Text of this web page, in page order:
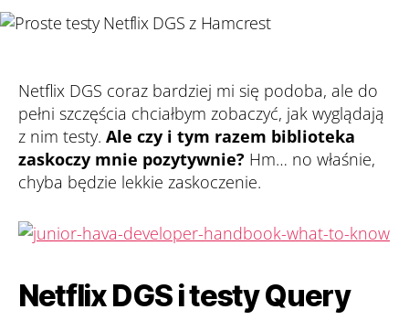
Testy
Netflix DGS coraz bardziej mi się podoba, ale do
pełni szczęścia chciałbym zobaczyć, jak wyglądają
z nim testy. Ale czy i tym razem biblioteka
zaskoczy mnie pozytywnie? Hm… no właśnie,
chyba będzie lekkie zaskoczenie.
Netflix DGS i testy Query